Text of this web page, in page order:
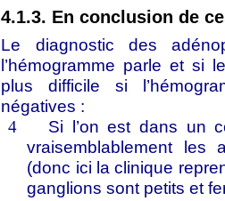
4.1.3. En conclusion de
Le diagnostic des
l’hémogramme parle et si
plus difficile si
négatives :
4
Si l’on est dans un
vraisemblablement les
(donc ici la clinique
ganglions sont petits et